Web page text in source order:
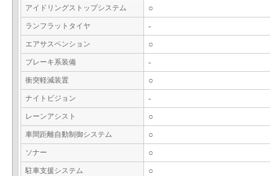
アイドリングストップシステム ○
ランフラットタイヤ -
エアサスペンション ○
ブレーキ系装備 -
衝突軽減装置 ○
ナイトビジョン -
レーンアシスト ○
車間距離自動制御システム ○
ソナー ○
駐車支援システム ○